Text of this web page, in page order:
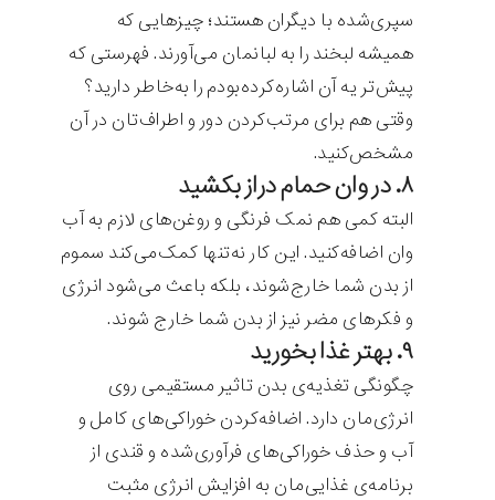
سپری‌شده با دیگران هستند؛ چیزهایی که
همیشه لبخند را به لبانمان می‌آورند. فهرستی که
پیش‌تر یه آن اشاره‌کرده‌بودم را به‌خاطر دارید؟
وقتی هم برای مرتب‌کردن دور و اطراف‌تان در آن
مشخص‌کنید.
۸. در وان حمام دراز بکشید
البته کمی هم نمک فرنگی و روغن‌های لازم به آب
وان اضافه‌کنید. این کار نه‌تنها کمک‌می‌کند سموم
از بدن شما خارج‌شوند، بلکه باعث می‌شود انرژی
و فکرهای مضر نیز از بدن شما خارج شوند.
۹. بهتر غذا بخورید
چگونگی تغذیه‌ی بدن تاثیر مستقیمی روی
انرژی‌مان دارد. اضافه‌کردن خوراکی‌های کامل و
آب و حذف خوراکی‌های فرآوری‌شده و قندی از
برنامه‌ی غذایی‌مان به افزایش انرژی مثبت